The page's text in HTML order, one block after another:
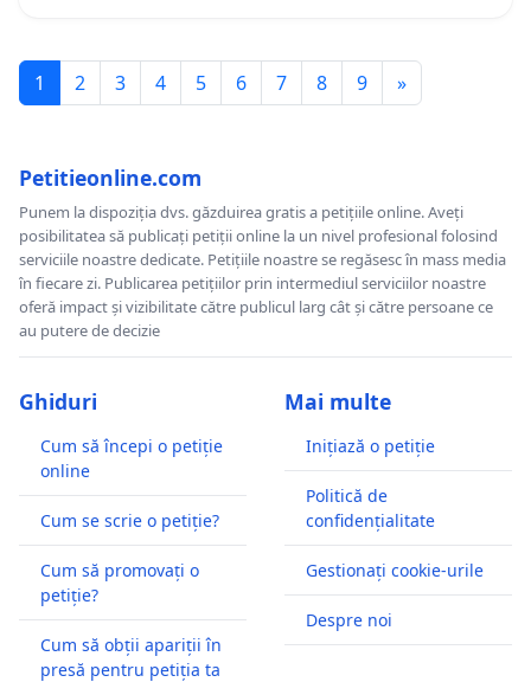
1 2 3 4 5 6 7 8 9 »
Petitieonline.com
Punem la dispoziția dvs. găzduirea gratis a petițiile online. Aveți
posibilitatea să publicați petiții online la un nivel profesional folosind
serviciile noastre dedicate. Petițiile noastre se regăsesc în mass media
în fiecare zi. Publicarea petițiilor prin intermediul serviciilor noastre
oferă impact și vizibilitate către publicul larg cât și către persoane ce
au putere de decizie
Ghiduri
Cum să începi o petiție
online
Cum se scrie o petiție?
Cum să promovați o
petiție?
Cum să obții apariții în
presă pentru petiția ta
Mai multe
Inițiază o petiție
Politică de
confidențialitate
Gestionați cookie-urile
Despre noi